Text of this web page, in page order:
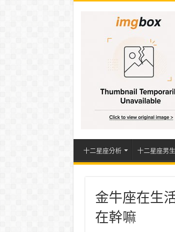
十二星座分析 十二星座男生
金牛座在生
在幹嘛